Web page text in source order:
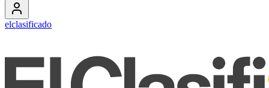
elclasificado